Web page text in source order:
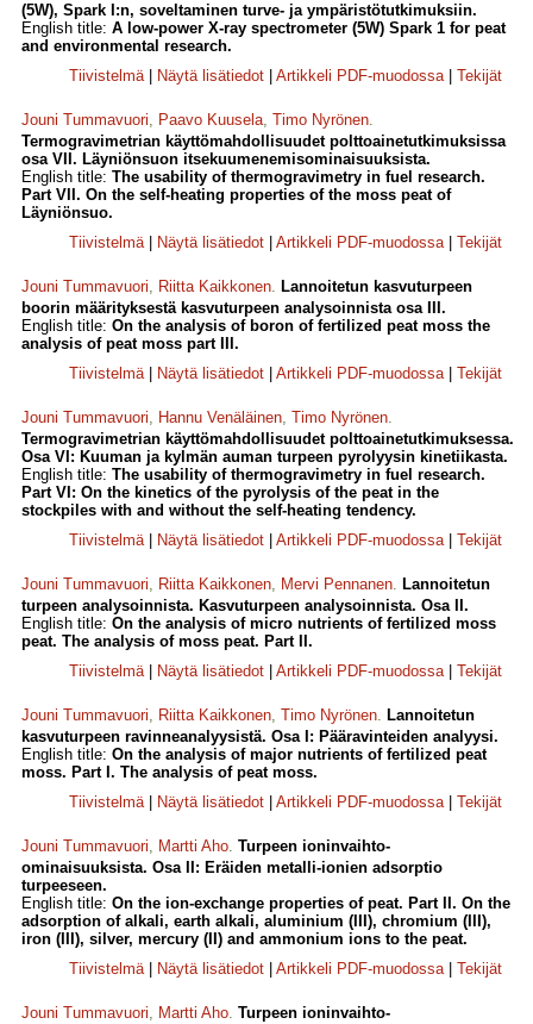
(5W), Spark I:n, soveltaminen turve- ja ympäristötutkimuksiin.
English title: A low-power X-ray spectrometer (5W) Spark 1 for peat
and environmental research.
Tiivistelmä| Näytä lisätiedot Artikkeli PDF-muodossa| Tekijät
Jouni Tummavuori, Paavo Kuusela, Timo Nyrönen.
Termogravimetrian käyttömahdollisuudet polttoainetutkimuksissa
osa VII. Läyniönsuon itsekuumenemisominaisuuksista.
English title: The usability of thermogravimetry in fuel research.
Part VII. On the self-heating properties of the moss peat of
Läyniönsuo.
Tiivistelmä| Näytä lisätiedot Artikkeli PDF-muodossa| Tekijät
Jouni Tummavuori, Riitta Kaikkonen. Lannoitetun kasvuturpeen
boorin määrityksestä kasvuturpeen analysoinnista osa III.
English title: On the analysis of boron of fertilized peat moss the
analysis of peat moss part III.
Tiivistelmä| Näytä lisätiedot Artikkeli PDF-muodossa| Tekijät
Jouni Tummavuori, Hannu Venäläinen, Timo Nyrönen.
Termogravimetrian käyttömahdollisuudet polttoainetutkimuksessa.
Osa VI: Kuuman ja kylmän auman turpeen pyrolyysin kinetiikasta.
English title: The usability of thermogravimetry in fuel research.
Part VI: On the kinetics of the pyrolysis of the peat in the
stockpiles with and without the self-heating tendency.
Tiivistelmä| Näytä lisätiedot Artikkeli PDF-muodossa| Tekijät
Jouni Tummavuori, Riitta Kaikkonen, Mervi Pennanen. Lannoitetun
turpeen analysoinnista. Kasvuturpeen analysoinnista. Osa II.
English title: On the analysis of micro nutrients of fertilized moss
peat. The analysis of moss peat. Part II.
Tiivistelmä| Näytä lisätiedot Artikkeli PDF-muodossa| Tekijät
Jouni Tummavuori, Riitta Kaikkonen, Timo Nyrönen. Lannoitetun
kasvuturpeen ravinneanalyysistä. Osa I: Pääravinteiden analyysi.
English title: On the analysis of major nutrients of fertilized peat
moss. Part I. The analysis of peat moss.
Tiivistelmä| Näytä lisätiedot Artikkeli PDF-muodossa| Tekijät
Jouni Tummavuori, Martti Aho. Turpeen ioninvaihto-
ominaisuuksista. Osa II: Eräiden metalli-ionien adsorptio
turpeeseen.
English title: On the ion-exchange properties of peat. Part II. On the
adsorption of alkali, earth alkali, aluminium (III), chromium (III),
iron (III), silver, mercury (II) and ammonium ions to the peat.
Tiivistelmä| Näytä lisätiedot Artikkeli PDF-muodossa| Tekijät
Jouni Tummavuori, Martti Aho. Turpeen ioninvaihto-